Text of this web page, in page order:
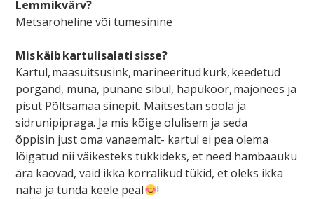
Lemmikvärv?
Metsaroheline või tumesinine
Mis käib kartulisalati sisse?
Kartul, maasuitsusink, marineeritud kurk, keedetud
porgand, muna, punane sibul, hapukoor, majonees ja
pisut Põltsamaa sinepit. Maitsestan soola ja
sidrunipipraga. Ja mis kõige olulisem ja seda
õppisin just oma vanaemalt- kartul ei pea olema
lõigatud nii väikesteks tükkideks, et need hambaauku
ära kaovad, vaid ikka korralikud tükid, et oleks ikka
näha ja tunda keele peal
!